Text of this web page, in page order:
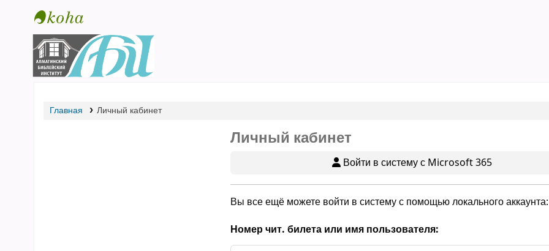
Библиотека АБИ
Главная Личный кабинет
Личный кабинет
Войти в систему с Microsoft 365
Вы все ещё можете войти в систему с помощью локального аккаунта:
Номер чит. билета или имя пользователя: